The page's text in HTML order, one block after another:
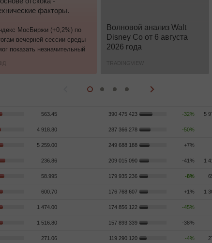
факторы.
МосБиржи (+0,2%) по
вечерней сессии среды
показать незначительный
ключевыми
нефтегазового
и Татнефти (оа: +2,8%;
Волновой анализ Walt
Disney Co от 6 августа
2026 года
563.45 390 475 423 -32% 5
4 918.80 287 366 278 -50%
5 259.00 249 688 188 +7%
236.86 209 015 090 -41% 1
58.995 179 935 236 -8%
600.70 176 768 607 +1% 1
1 474.00 174 856 122 -45%
1 516.80 157 893 339 -38%
271.06 119 290 120 -4%